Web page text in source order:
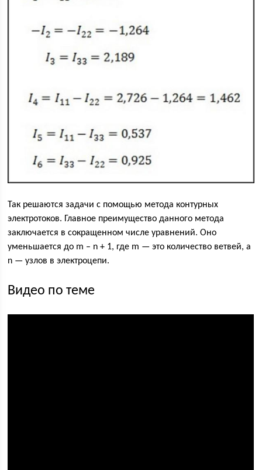
Так решаются задачи с помощью метода контурных
электротоков. Главное преимущество данного метода
заключается в сокращенном числе уравнений. Оно
уменьшается до m – n + 1, где m — это количество ветвей, а
n — узлов в электроцепи.
Видео по теме